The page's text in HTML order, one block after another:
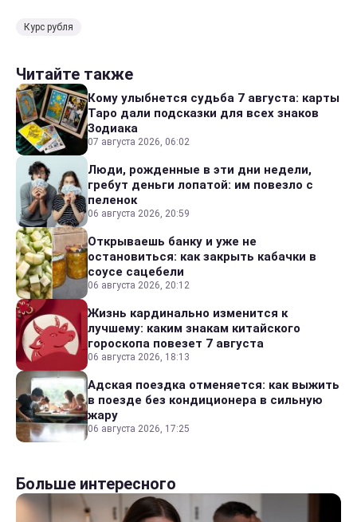
Курс рубля
Читайте также
Кому улыбнется судьба 7 августа: карты
Таро дали подсказки для всех знаков
Зодиака
07 августа 2026, 06:02
Люди, рожденные в эти дни недели,
гребут деньги лопатой: им повезло с
пеленок
06 августа 2026, 20:59
Открываешь банку и уже не
остановиться: как закрыть кабачки в
соусе сацебели
06 августа 2026, 20:12
Жизнь кардинально изменится к
лучшему: каким знакам китайского
гороскопа повезет 7 августа
06 августа 2026, 18:13
Адская поездка отменяется: как выжить
в поезде без кондиционера в сильную
жару
06 августа 2026, 17:25
Больше интересного